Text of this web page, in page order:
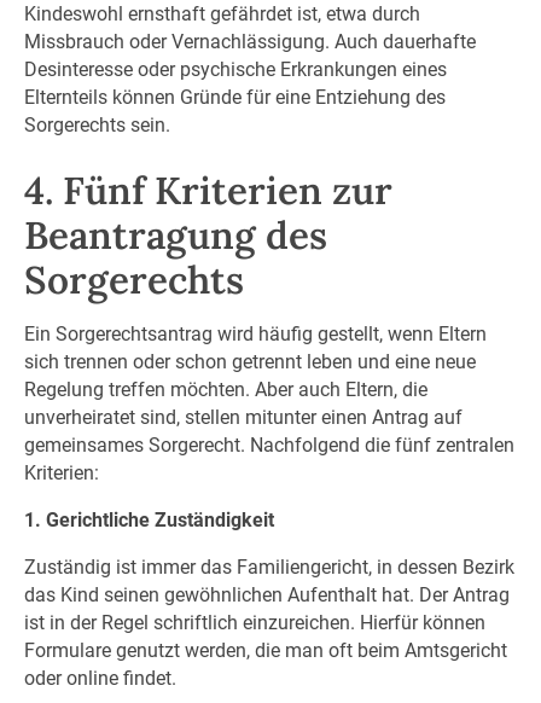
Kindeswohl ernsthaft gefährdet ist, etwa durch
Missbrauch oder Vernachlässigung. Auch dauerhafte
Desinteresse oder psychische Erkrankungen eines
Elternteils können Gründe für eine Entziehung des
Sorgerechts sein.
4. Fünf Kriterien zur
Beantragung des
Sorgerechts
Ein Sorgerechtsantrag wird häufig gestellt, wenn Eltern
sich trennen oder schon getrennt leben und eine neue
Regelung treffen möchten. Aber auch Eltern, die
unverheiratet sind, stellen mitunter einen Antrag auf
gemeinsames Sorgerecht. Nachfolgend die fünf zentralen
Kriterien:
1. Gerichtliche Zuständigkeit
Zuständig ist immer das Familiengericht, in dessen Bezirk
das Kind seinen gewöhnlichen Aufenthalt hat. Der Antrag
ist in der Regel schriftlich einzureichen. Hierfür können
Formulare genutzt werden, die man oft beim Amtsgericht
oder online findet.